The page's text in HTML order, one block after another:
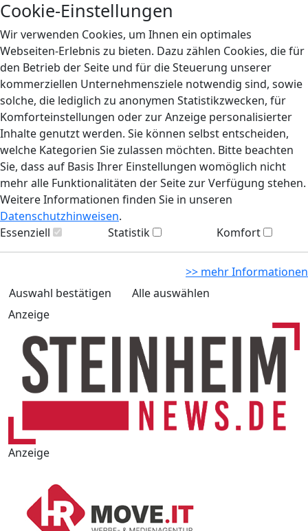
Cookie-Einstellungen
Wir verwenden Cookies, um Ihnen ein optimales
Webseiten-Erlebnis zu bieten. Dazu zählen Cookies, die für
den Betrieb der Seite und für die Steuerung unserer
kommerziellen Unternehmensziele notwendig sind, sowie
solche, die lediglich zu anonymen Statistikzwecken, für
Komforteinstellungen oder zur Anzeige personalisierter
Inhalte genutzt werden. Sie können selbst entscheiden,
welche Kategorien Sie zulassen möchten. Bitte beachten
Sie, dass auf Basis Ihrer Einstellungen womöglich nicht
mehr alle Funktionalitäten der Seite zur Verfügung stehen.
Weitere Informationen finden Sie in unseren
Datenschutzhinweisen.
Essenziell
Statistik Komfort
>> mehr Informationen
Auswahl bestätigen
Alle auswählen
Anzeige
Anzeige